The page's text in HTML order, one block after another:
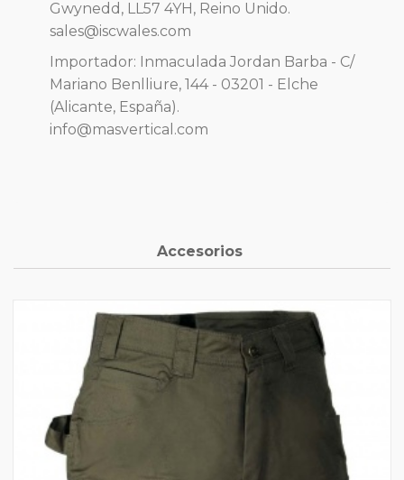
Gwynedd, LL57 4YH, Reino Unido.
sales@iscwales.com
Importador: Inmaculada Jordan Barba - C/
Mariano Benlliure, 144 - 03201 - Elche
(Alicante, España).
info@masvertical.com
Accesorios